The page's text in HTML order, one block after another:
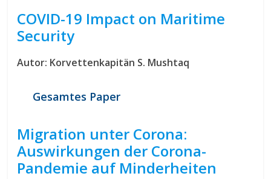
COVID-19 Impact on Maritime
Security
Autor: Korvettenkapitän S. Mushtaq
Gesamtes Paper
Migration unter Corona:
Auswirkungen der Corona-
Pandemie auf Minderheiten